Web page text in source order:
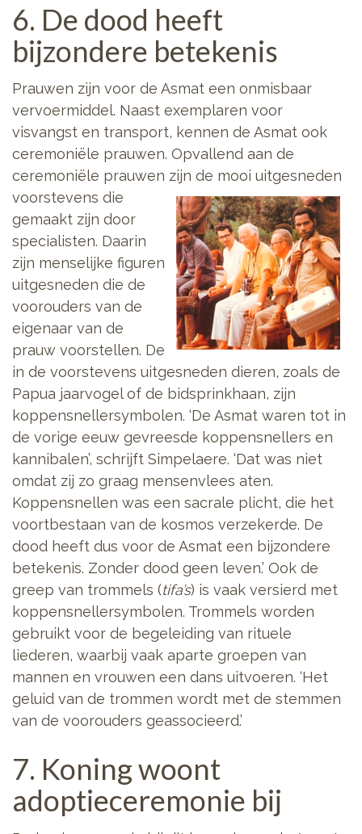
6. De dood heeft
bijzondere betekenis
Prauwen zijn voor de Asmat een onmisbaar
vervoermiddel. Naast exemplaren voor
visvangst en transport, kennen de Asmat ook
ceremoniële prauwen. Opvallend aan de
ceremoniële prauwen zijn de mooi uitgesneden
voorstevens die
gemaakt zijn door
specialisten. Daarin
zijn menselijke figuren
uitgesneden die de
voorouders van de
eigenaar van de
prauw voorstellen. De
in de voorstevens uitgesneden dieren, zoals de
Papua jaarvogel of de bidsprinkhaan, zijn
koppensnellersymbolen. ‘De Asmat waren tot in
de vorige eeuw gevreesde koppensnellers en
kannibalen’, schrijft Simpelaere. ‘Dat was niet
omdat zij zo graag mensenvlees aten.
Koppensnellen was een sacrale plicht, die het
voortbestaan van de kosmos verzekerde. De
dood heeft dus voor de Asmat een bijzondere
betekenis. Zonder dood geen leven.’ Ook de
greep van trommels (tifa’s) is vaak versierd met
koppensnellersymbolen. Trommels worden
gebruikt voor de begeleiding van rituele
liederen, waarbij vaak aparte groepen van
mannen en vrouwen een dans uitvoeren. ‘Het
geluid van de trommen wordt met de stemmen
van de voorouders geassocieerd.’
7. Koning woont
adoptieceremonie bij